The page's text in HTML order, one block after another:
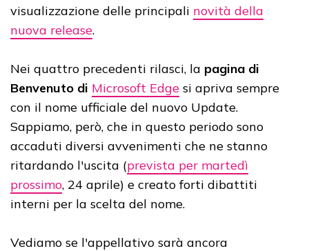
visualizzazione delle principali novità della
nuova release.
Nei quattro precedenti rilasci, la pagina di
Benvenuto di Microsoft Edge si apriva sempre
con il nome ufficiale del nuovo Update.
Sappiamo, però, che in questo periodo sono
accaduti diversi avvenimenti che ne stanno
ritardando l'uscita (prevista per martedì
prossimo, 24 aprile) e creato forti dibattiti
interni per la scelta del nome.
Vediamo se l'appellativo sarà ancora